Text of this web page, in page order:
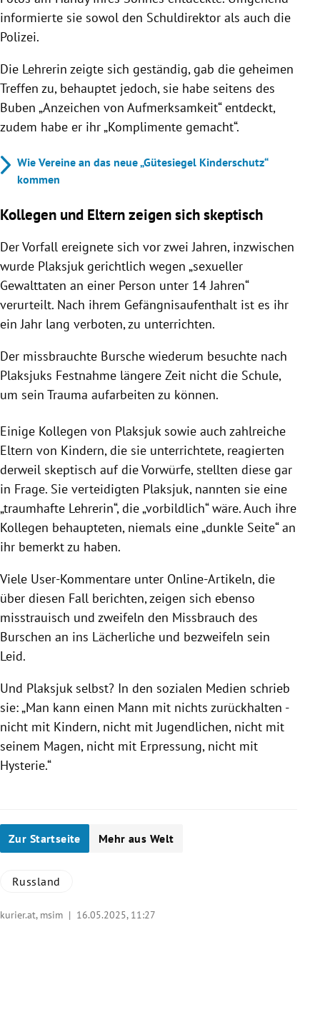
informierte sie sowol den Schuldirektor als auch die
Polizei.
Die Lehrerin zeigte sich geständig, gab die geheimen
Treffen zu, behauptet jedoch, sie habe seitens des
Buben „Anzeichen von Aufmerksamkeit“ entdeckt,
zudem habe er ihr „Komplimente gemacht“.
Wie Vereine an das neue „Gütesiegel Kinderschutz“
kommen
Kollegen und Eltern zeigen sich skeptisch
Der Vorfall ereignete sich vor zwei Jahren, inzwischen
wurde Plaksjuk gerichtlich wegen „sexueller
Gewalttaten an einer Person unter 14 Jahren“
verurteilt. Nach ihrem Gefängnisaufenthalt ist es ihr
ein Jahr lang verboten, zu unterrichten.
Der missbrauchte Bursche wiederum besuchte nach
Plaksjuks Festnahme längere Zeit nicht die Schule,
um sein Trauma aufarbeiten zu können.
Einige Kollegen von Plaksjuk sowie auch zahlreiche
Eltern von Kindern, die sie unterrichtete, reagierten
derweil skeptisch auf die Vorwürfe, stellten diese gar
in Frage. Sie verteidigten Plaksjuk, nannten sie eine
„traumhafte Lehrerin“, die „vorbildlich“ wäre. Auch ihre
Kollegen behaupteten, niemals eine „dunkle Seite“ an
ihr bemerkt zu haben.
Viele User-Kommentare unter Online-Artikeln, die
über diesen Fall berichten, zeigen sich ebenso
misstrauisch und zweifeln den Missbrauch des
Burschen an ins Lächerliche und bezweifeln sein
Leid.
Und Plaksjuk selbst? In den sozialen Medien schrieb
sie: „Man kann einen Mann mit nichts zurückhalten -
nicht mit Kindern, nicht mit Jugendlichen, nicht mit
seinem Magen, nicht mit Erpressung, nicht mit
Hysterie.“
Zur Startseite Mehr aus Welt
Russland
kurier.at, msim | 16.05.2025, 11:27